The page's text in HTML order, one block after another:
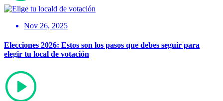
Nov 26, 2025
Elecciones 2026: Estos son los pasos que debes seguir para
elegir tu local de votación